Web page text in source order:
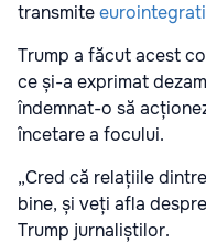
transmite
Trump a făcut acest
ce și-a exprimat
îndemnat-o să
încetare a focului.
„Cred că relațiile
bine, și veți afla
Trump jurnaliștilor.